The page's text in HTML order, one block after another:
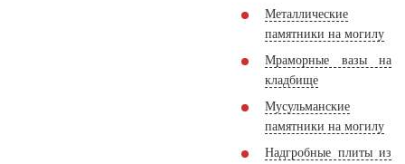
Металлические
памятники на могилу
Мраморные вазы на
кладбище
Мусульманские
памятники на могилу
Надгробные плиты из